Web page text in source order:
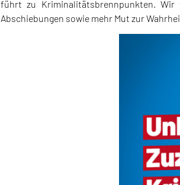
führt zu Kriminalitätsbrennpunkten.
Abschiebungen sowie mehr Mut zur